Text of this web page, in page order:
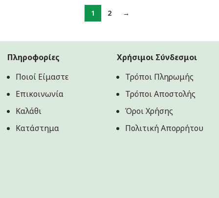
είναι:
34.90€.
1 2 →
Πληροφορίες
Ποιοί Είμαστε
Επικοινωνία
Καλάθι
Κατάστημα
Χρήσιμοι Σύνδεσμοι
Τρόποι Πληρωμής
Τρόποι Αποστολής
Όροι Χρήσης
Πολιτική Aπορρήτου